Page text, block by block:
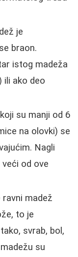
je
braon.
istog madeža
ili ako deo
su manji od 6
na olovki) se
Nagli
od ove
ravni madež
to je
svrab, bol,
su